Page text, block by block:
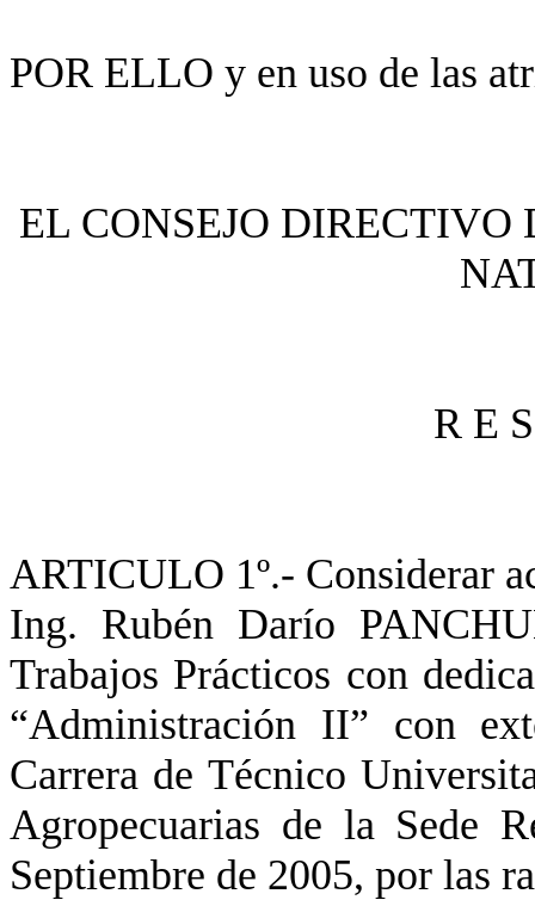
POR ELLO y en uso de las
EL CONSEJO
R E
ARTICULO 1º.- Considerar
Ing. Rubén Darío
Trabajos Prácticos con
“Administración II” con
Carrera de Técnico
Agropecuarias de la Sede
Septiembre de 2005, por las